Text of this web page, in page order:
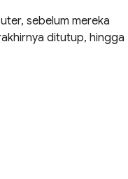
sebelum mereka
ditutup, hingga